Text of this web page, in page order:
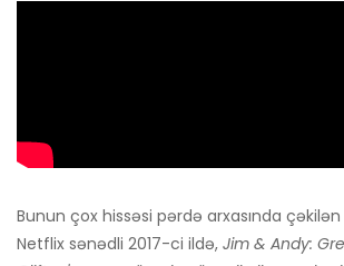
Bunun çox hissəsi pərdə arxasında
Netflix sənədli 2017-ci ildə, Jim & Andy: